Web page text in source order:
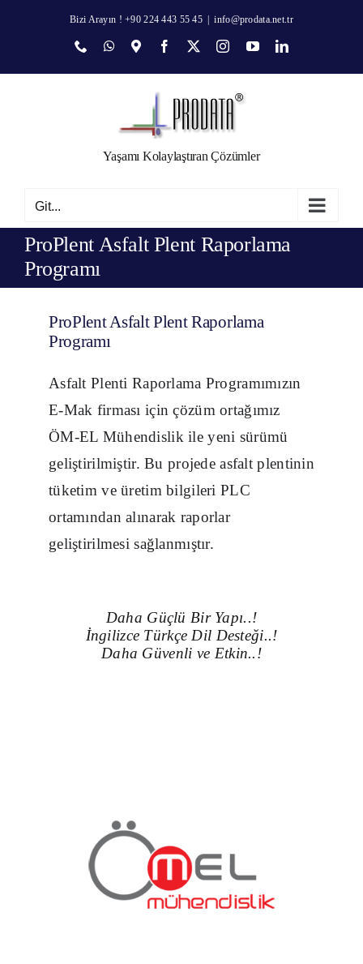
Bizi Arayın ! +90 224 443 55 45 info@prodata.net.tr
Phone WhatsApp
Map Facebook Instagram
YouTubeLinkedIn
Yaşamı Kolaylaştıran Çözümler
Git...
ProPlent Asfalt Plent Raporlama
Programı
ProPlent Asfalt Plent Raporlama
Programı
Asfalt Plenti Raporlama Programımızın
E-Mak firması için çözüm ortağımız
ÖM-EL Mühendislik ile yeni sürümü
geliştirilmiştir. Bu projede asfalt plentinin
tüketim ve üretim bilgileri PLC
ortamından alınarak raporlar
geliştirilmesi sağlanmıştır.
Daha Güçlü Bir Yapı..!
İngilizce Türkçe Dil Desteği..!
Daha Güvenli ve Etkin..!